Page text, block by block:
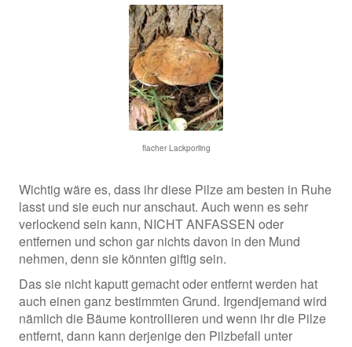
flacher Lackporling
Wichtig wäre es, dass ihr diese Pilze am besten in Ruhe
lasst und sie euch nur anschaut. Auch wenn es sehr
verlockend sein kann, NICHT ANFASSEN oder
entfernen und schon gar nichts davon in den Mund
nehmen, denn sie könnten giftig sein.
Das sie nicht kaputt gemacht oder entfernt werden hat
auch einen ganz bestimmten Grund. Irgendjemand wird
nämlich die Bäume kontrollieren und wenn ihr die Pilze
entfernt, dann kann derjenige den Pilzbefall unter